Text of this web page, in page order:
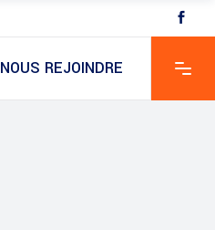
NOUS REJOINDRE